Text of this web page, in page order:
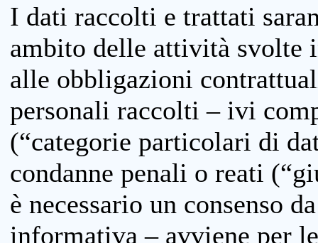
I dati raccolti e trattati
ambito delle attività svolte
alle obbligazioni
personali raccolti – ivi
(“categorie particolari di
condanne penali o reati
è necessario un consenso
informativa – avviene per